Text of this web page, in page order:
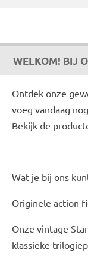
WELKOM! BIJ
Ontdek onze
voeg vandaag
Bekijk de
Wat je bij ons
Originele action
Onze vintage
klassieke